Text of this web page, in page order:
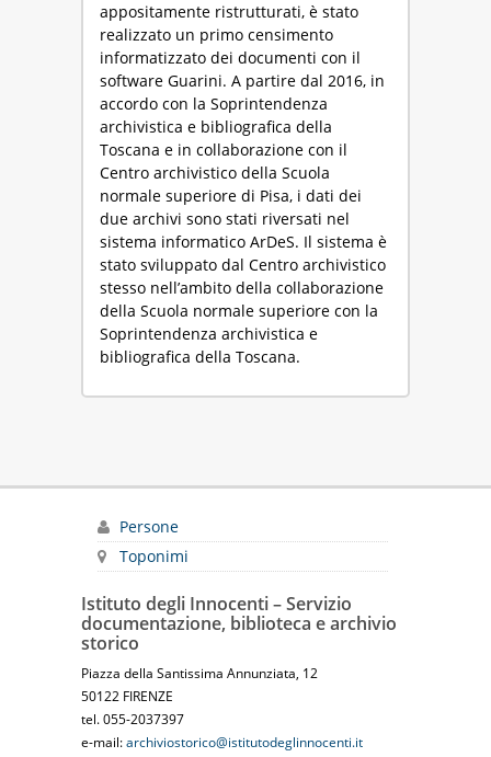
appositamente ristrutturati, è stato
realizzato un primo censimento
informatizzato dei documenti con il
software Guarini. A partire dal 2016, in
accordo con la Soprintendenza
archivistica e bibliografica della
Toscana e in collaborazione con il
Centro archivistico della Scuola
normale superiore di Pisa, i dati dei
due archivi sono stati riversati nel
sistema informatico ArDeS. Il sistema è
stato sviluppato dal Centro archivistico
stesso nell’ambito della collaborazione
della Scuola normale superiore con la
Soprintendenza archivistica e
bibliografica della Toscana.
Persone
Toponimi
Istituto degli Innocenti – Servizio
documentazione, biblioteca e archivio
storico
Piazza della Santissima Annunziata, 12
50122 FIRENZE
tel. 055-2037397
e-mail:archiviostorico@istitutodeglinnocenti.it